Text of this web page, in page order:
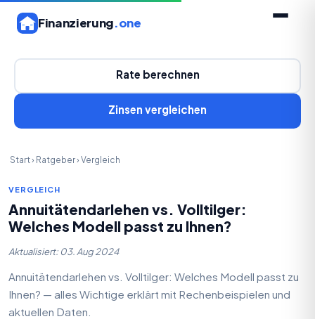
Finanzierung.one
Rate berechnen
Zinsen vergleichen
Start› Ratgeber› Vergleich
VERGLEICH
Annuitätendarlehen vs. Volltilger:
Welches Modell passt zu Ihnen?
Aktualisiert: 03. Aug 2024
Annuitätendarlehen vs. Volltilger: Welches Modell passt zu
Ihnen? — alles Wichtige erklärt mit Rechenbeispielen und
aktuellen Daten.